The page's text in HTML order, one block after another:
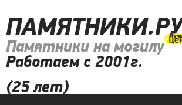
Памятники на могилу
Работаем с 2001г.
(25 лет)